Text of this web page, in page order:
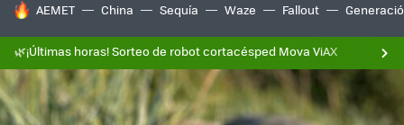
HOY SE HABLA DE
AEMET China Sequía Waze Fallout
🌿¡Últimas horas! Sorteo de robot cortacésped Mova ViAX